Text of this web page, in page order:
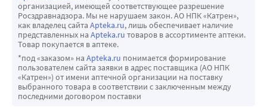
организацией, имеющей соответствующее разрешение
Росздравнадзора. Мы не нарушаем закон. АО НПК «Катрен»,
как владелец сайта Apteka.ru, лишь обеспечивает наличие
представленных на Apteka.ru товаров в ассортименте аптеки.
Товар покупается в аптеке.
*под «заказом» на Apteka.ru понимается формирование
пользователем сайта заявки в адрес поставщика (АО НПК
«Катрен») от имени аптечной организации на поставку
выбранного товара в соответствии с заключенным между
последними договором поставки